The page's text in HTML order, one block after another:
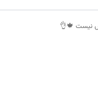
نیست 🍁👌